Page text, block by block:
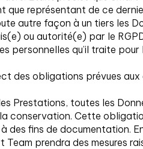
que représentant de ce
autre façon à un tiers les
ou autorité(e) par le
personnelles qu’il traite
des obligations prévues
Prestations, toutes les
conservation. Cette
des fins de documentation.
prendra des mesures